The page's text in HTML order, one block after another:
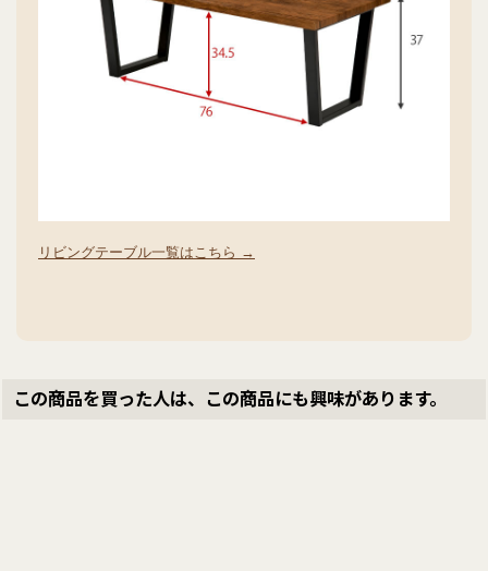
リビングテーブル一覧はこちら →
この商品を買った人は、この商品にも興味があります。